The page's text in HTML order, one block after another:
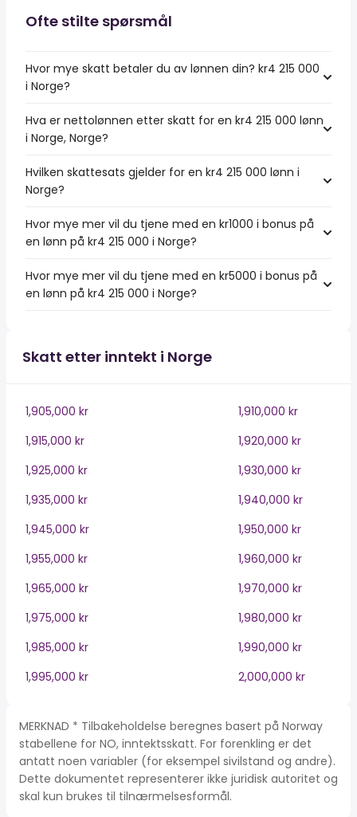
Ofte stilte spørsmål
Hvor mye skatt betaler du av lønnen din? kr4 215 000
i Norge?
Hva er nettolønnen etter skatt for en kr4 215 000 lønn
i Norge, Norge?
Hvilken skattesats gjelder for en kr4 215 000 lønn i
Norge?
Hvor mye mer vil du tjene med en kr1000 i bonus på
en lønn på kr4 215 000 i Norge?
Hvor mye mer vil du tjene med en kr5000 i bonus på
en lønn på kr4 215 000 i Norge?
Skatt etter inntekt i Norge
1,905,000 kr
1,910,000 kr
1,915,000 kr
1,920,000 kr
1,925,000 kr
1,930,000 kr
1,935,000 kr
1,940,000 kr
1,945,000 kr
1,950,000 kr
1,955,000 kr
1,960,000 kr
1,965,000 kr
1,970,000 kr
1,975,000 kr
1,980,000 kr
1,985,000 kr
1,990,000 kr
1,995,000 kr
2,000,000 kr
MERKNAD * Tilbakeholdelse beregnes basert på Norway
stabellene for NO, inntektsskatt. For forenkling er det
antatt noen variabler (for eksempel sivilstand og andre).
Dette dokumentet representerer ikke juridisk autoritet og
skal kun brukes til tilnærmelsesformål.